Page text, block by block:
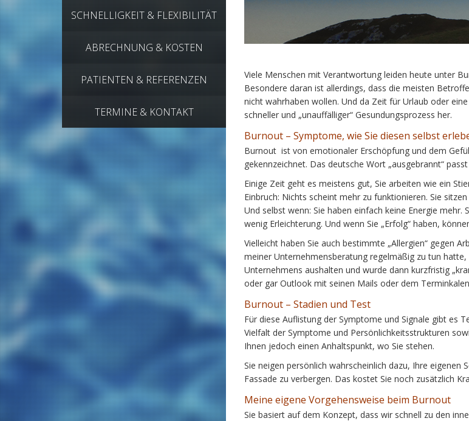
SCHNELLIGKEIT & FLEXIBILITÄT
ABRECHNUNG & KOSTEN
PATIENTEN & REFERENZEN
TERMINE & KONTAKT
Viele Menschen mit Verantwortung leiden heute unter
Besondere daran ist allerdings, dass die meisten
nicht wahrhaben wollen. Und da Zeit für Urlaub oder
schneller und „unauffälliger“ Gesundungsprozess her.
Burnout – Symptome, wie Sie diesen selbst
Burnout ist von emotionaler Erschöpfung und dem
gekennzeichnet. Das deutsche Wort „ausgebrannt“
Einige Zeit geht es meistens gut, Sie arbeiten wie ein
Einbruch: Nichts scheint mehr zu funktionieren. Sie
Und selbst wenn: Sie haben einfach keine Energie
wenig Erleichterung. Und wenn Sie „Erfolg“ haben,
Vielleicht haben Sie auch bestimmte „Allergien“ gegen
meiner Unternehmensberatung regelmäßig zu tun
Unternehmens aushalten und wurde dann kurzfristig
oder gar Outlook mit seinen Mails oder dem
Burnout – Stadien und Test
Für diese Auflistung der Symptome und Signale gibt es
Vielfalt der Symptome und Persönlichkeitsstrukturen
Ihnen jedoch einen Anhaltspunkt, wo Sie stehen.
Sie neigen persönlich wahrscheinlich dazu, Ihre
Fassade zu verbergen. Das kostet Sie noch zusätzlich
Meine eigene Vorgehensweise beim Burnout
Sie basiert auf dem Konzept, dass wir schnell zu den